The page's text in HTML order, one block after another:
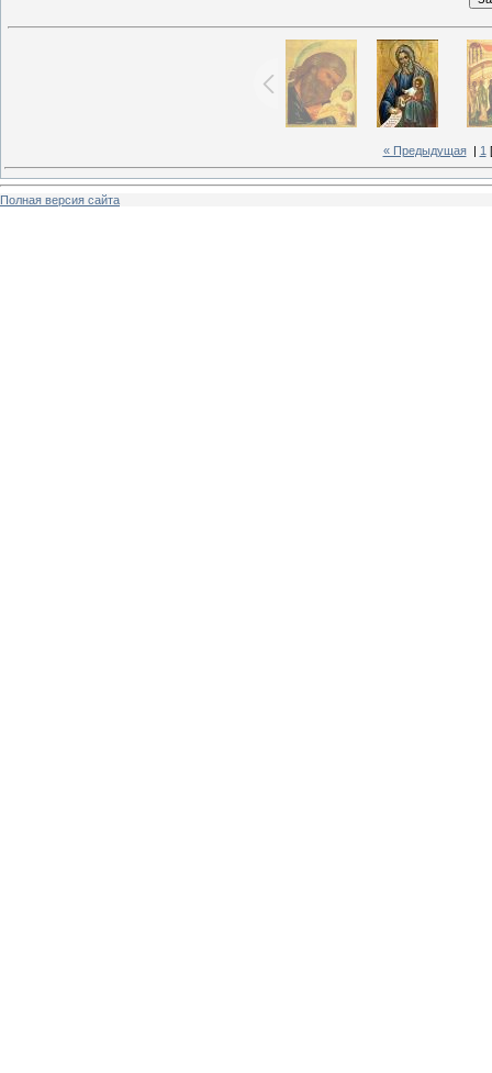
« Предыдущая| 1 [
Полная версия сайта